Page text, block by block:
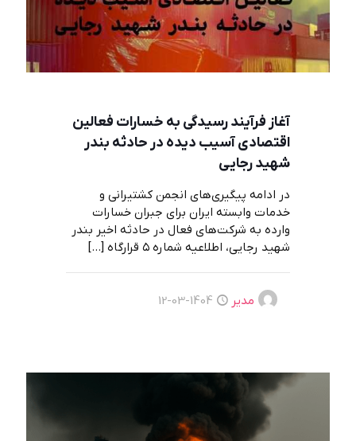
آغاز فرآیند رسیدگی به خسارات فعالين
اقتصادی آسيب ديده در حادثه بندر
شهيد رجايی
در ادامه پیگیری‌های انجمن کشتیرانی و
خدمات وابسته ایران برای جبران خسارات
وارده به شرکت‌های فعال در حادثه اخیر بندر
شهید رجایی، اطلاعیه شماره ۵ قرارگاه
[…]
مدیر 1404-03-12